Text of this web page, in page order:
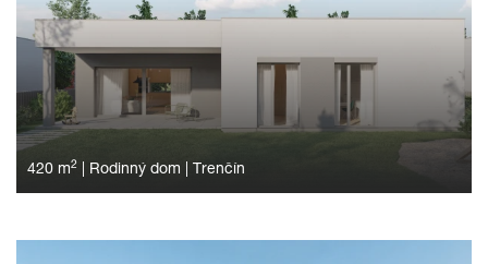
420 m2 Rodinný dom Trenčín